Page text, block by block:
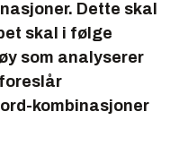
Dette skal
skal i følge
som analyserer
kombinasjoner